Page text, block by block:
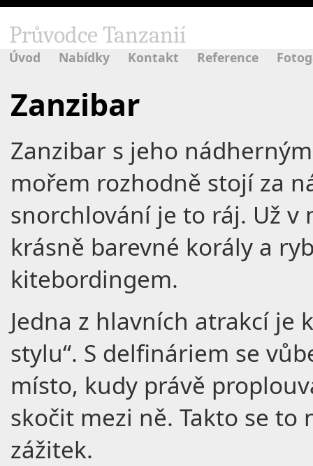
Průvodce Tanzanií
Úvod Nabídky Kontakt Reference
Zanzibar
Zanzibar s jeho
mořem rozhodně stojí za
snorchlování je to ráj. Už
krásně barevné korály a
kitebordingem.
Jedna z hlavních atrakcí je
stylu“. S delfináriem se
místo, kudy právě
skočit mezi ně. Takto se
zážitek.